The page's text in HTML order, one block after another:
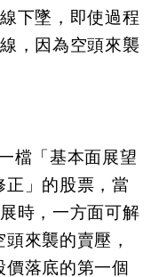
下墜，即使過程
，因為空頭來襲
檔「基本面展望
正」的股票，當
時，一方面可解
來襲的賣壓，
價落底的第一個